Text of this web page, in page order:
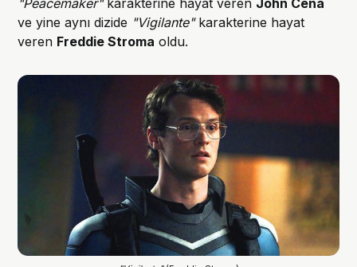
"Peacemaker"karakterine hayat veren John Cena
ve yine aynı dizide "Vigilante"karakterine hayat
veren Freddie Stroma oldu.